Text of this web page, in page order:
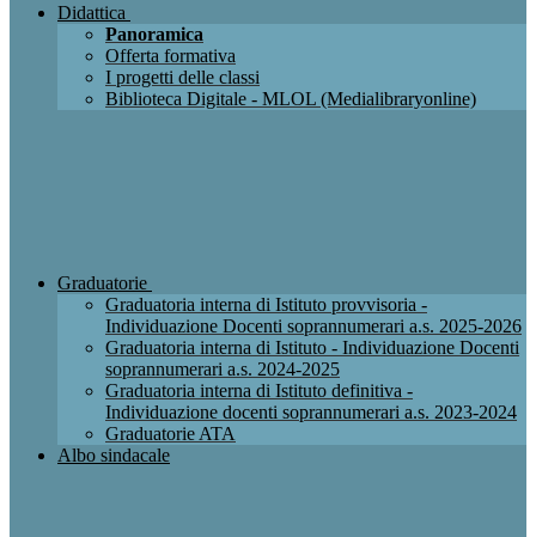
Didattica
Panoramica
Offerta formativa
I progetti delle classi
Biblioteca Digitale - MLOL (Medialibraryonline)
Graduatorie
Graduatoria interna di Istituto provvisoria -
Individuazione Docenti soprannumerari a.s. 2025-2026
Graduatoria interna di Istituto - Individuazione Docenti
soprannumerari a.s. 2024-2025
Graduatoria interna di Istituto definitiva -
Individuazione docenti soprannumerari a.s. 2023-2024
Graduatorie ATA
Albo sindacale